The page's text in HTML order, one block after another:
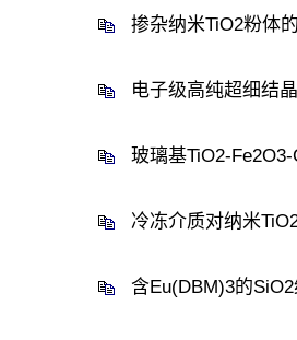
掺杂纳米TiO2粉体
电子级高纯超细结
玻璃基TiO2-
冷冻介质对纳米
含Eu(DBM)3的